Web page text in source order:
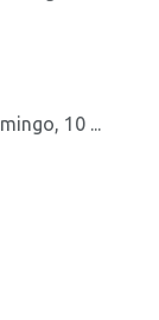
10 ...